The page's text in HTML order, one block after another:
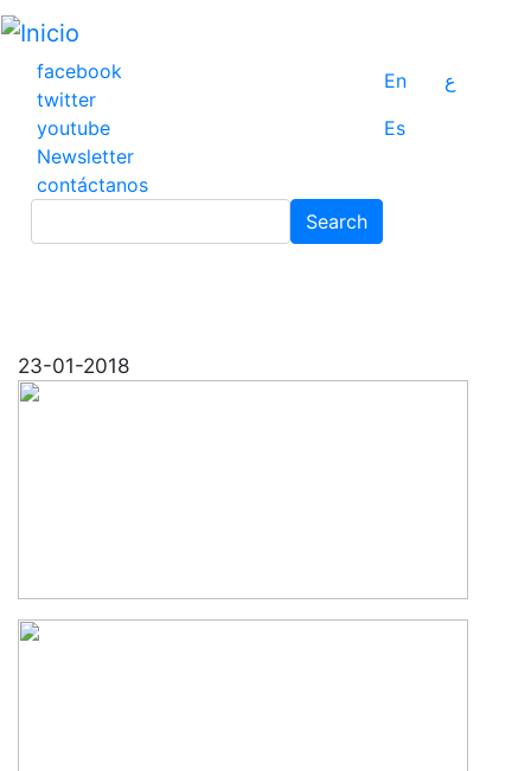
Pasar
contenido
principal
facebook
twitter
youtube
Newsletter
contáctanos
En
ع
Es
Search
23-01-2018